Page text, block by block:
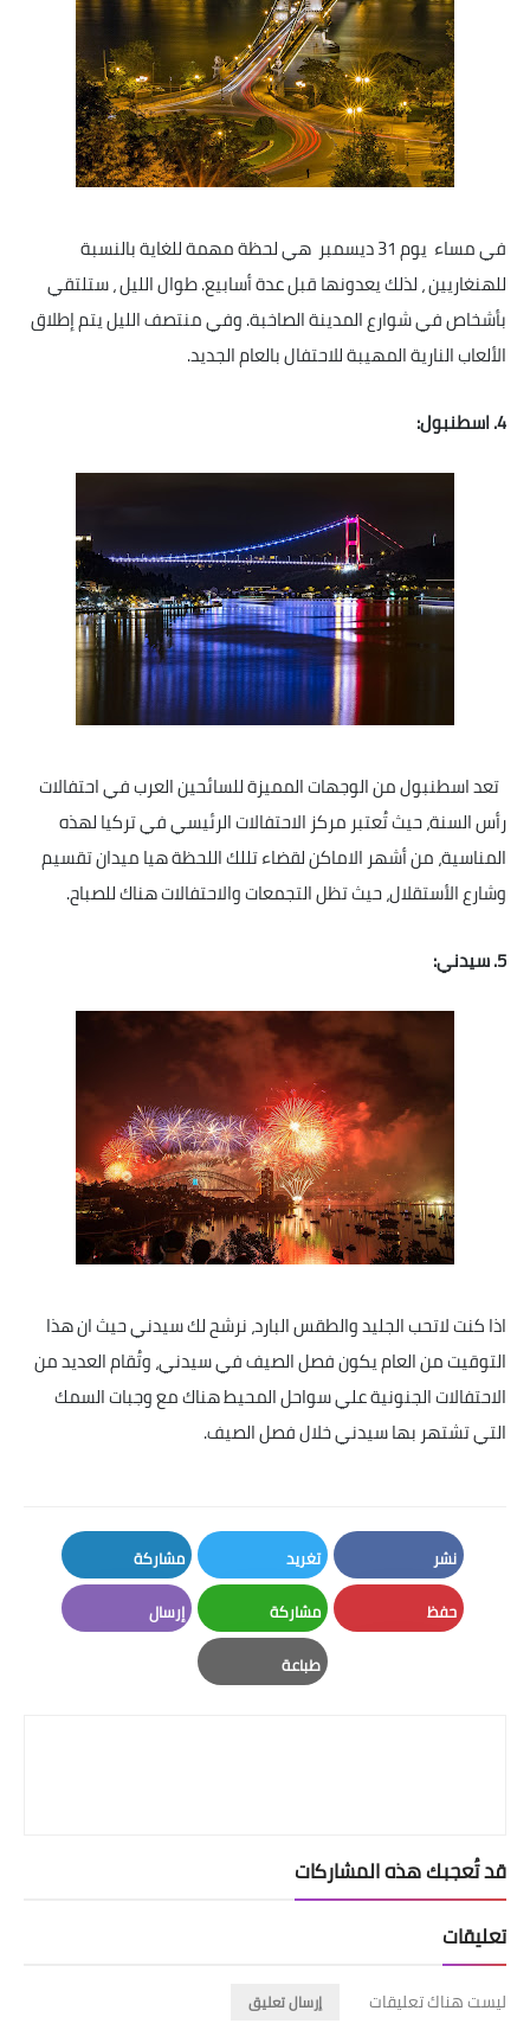
في مساء يوم 31 ديسمبر هي لحظة مهمة للغاية بالنسبة
للهنغاريين ، لذلك يعدونها قبل عدة أسابيع. طوال الليل ، ستلتقي
بأشخاص في شوارع المدينة الصاخبة. وفي منتصف الليل يتم إطلاق
الألعاب النارية المهيبة للاحتفال بالعام الجديد.
4. اسطنبول:
تعد اسطنبول من الوجهات المميزة للسائحين العرب في احتفالات
رأس السنة، حيث تُعتبر مركز الاحتفالات الرئيسي في تركيا لهذه
المناسية، من أشهر الاماكن لقضاء تللك اللحظة هيا ميدان تقسيم
وشارع الأستقلال، حيث تظل التجمعات والاحتفالات هناك للصباح.
5. سيدني:
اذا كنت لاتحب الجليد والطقس البارد، نرشح لك سيدني حيث ان هذا
التوقيت من العام يكون فصل الصيف في سيدني، وتُقام العديد من
الاحتفالات الجنونية علي سواحل المحيط هناك مع وجبات السمك
التي تشتهر بها سيدني خلال فصل الصيف.
نشر
Facebook
تغريد
Twitter
مشاركة
LinkedIn
حفظ مشاركة
Whatsapp
إرسال
طباعة
قد تُعجبك هذه المشاركات
تعليقات
ليست هناك تعليقات إرسال تعليق